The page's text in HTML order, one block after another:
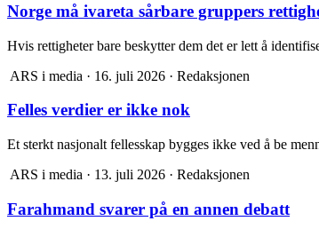
Norge må ivareta sårbare gruppers
Hvis rettigheter bare beskytter dem det er lett å
ARS i media · 16. juli 2026 · Redaksjonen
Felles verdier er ikke nok
Et sterkt nasjonalt fellesskap bygges ikke ved å be
ARS i media · 13. juli 2026 · Redaksjonen
Farahmand svarer på en annen debatt